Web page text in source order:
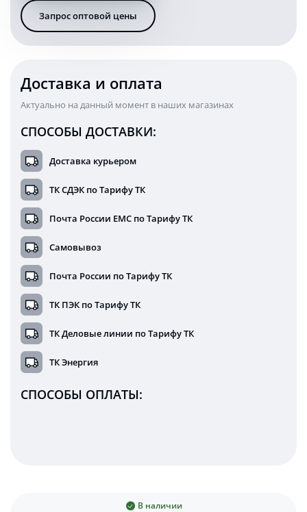
Вольт
KARAVAN
GB1718
Запрос оптовой цены
Доставка и оплата
Актуально на данный момент в наших магазинах
СПОСОБЫ ДОСТАВКИ:
Доставка курьером
ТК СДЭК по Тарифу ТК
Почта России ЕМС по Тарифу ТК
Самовывоз
Почта России по Тарифу ТК
ТК ПЭК по Тарифу ТК
ТК Деловые линии по Тарифу ТК
ТК Энергия
СПОСОБЫ ОПЛАТЫ:
В наличии